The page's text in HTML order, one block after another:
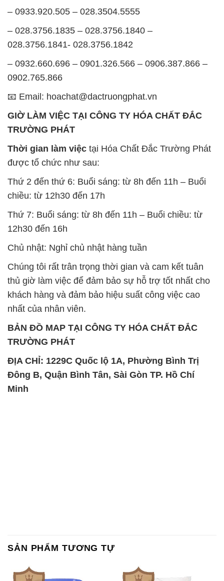
– 0933.920.505 – 028.3504.5555
– 028.3756.1835 – 028.3756.1840 –
028.3756.1841- 028.3756.1842
– 0932.660.696 – 0901.326.566 – 0906.387.866 –
0902.765.866
📧 Email: hoachat@dactruongphat.vn
GIỜ LÀM VIỆC TẠI CÔNG TY HÓA CHẤT ĐẮC
TRƯỜNG PHÁT
Thời gian làm việc tại Hóa Chất Đắc Trường Phát
được tổ chức như sau:
Thứ 2 đến thứ 6: Buổi sáng: từ 8h đến 11h – Buổi
chiều: từ 12h30 đến 17h
Thứ 7: Buổi sáng: từ 8h đến 11h – Buổi chiều: từ
12h30 đến 16h
Chủ nhật: Nghỉ chủ nhật hàng tuần
Chúng tôi rất trân trọng thời gian và cam kết tuân
thủ giờ làm việc để đảm bảo sự hỗ trợ tốt nhất cho
khách hàng và đảm bảo hiệu suất công việc cao
nhất của nhân viên.
BẢN ĐỒ MAP TẠI CÔNG TY HÓA CHẤT ĐẮC
TRƯỜNG PHÁT
ĐỊA CHỈ: 1229C Quốc lộ 1A, Phường Bình Trị
Đông B, Quận Bình Tân, Sài Gòn TP. Hồ Chí
Minh
SẢN PHẨM TƯƠNG TỰ